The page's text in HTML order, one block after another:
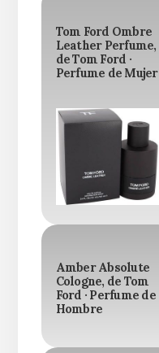
Tom Ford Ombre
Leather Perfume,
de Tom Ford ·
Perfume de Mujer
Amber Absolute
Cologne, de Tom
Ford · Perfume de
Hombre